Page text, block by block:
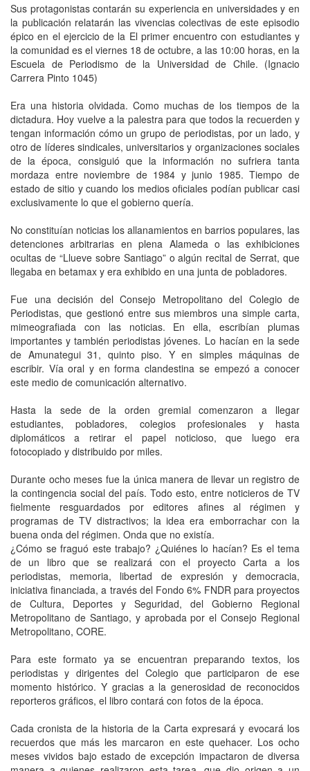
Sus protagonistas contarán su experiencia en universidades y en
la publicación relatarán las vivencias colectivas de este episodio
épico en el ejercicio de la El primer encuentro con estudiantes y
la comunidad es el viernes 18 de octubre, a las 10:00 horas, en la
Escuela de Periodismo de la Universidad de Chile. (Ignacio
Carrera Pinto 1045)
Era una historia olvidada. Como muchas de los tiempos de la
dictadura. Hoy vuelve a la palestra para que todos la recuerden y
tengan información cómo un grupo de periodistas, por un lado, y
otro de líderes sindicales, universitarios y organizaciones sociales
de la época, consiguió que la información no sufriera tanta
mordaza entre noviembre de 1984 y junio 1985. Tiempo de
estado de sitio y cuando los medios oficiales podían publicar casi
exclusivamente lo que el gobierno quería.
No constituían noticias los allanamientos en barrios populares, las
detenciones arbitrarias en plena Alameda o las exhibiciones
ocultas de “Llueve sobre Santiago” o algún recital de Serrat, que
llegaba en betamax y era exhibido en una junta de pobladores.
Fue una decisión del Consejo Metropolitano del Colegio de
Periodistas, que gestionó entre sus miembros una simple carta,
mimeografiada con las noticias. En ella, escribían plumas
importantes y también periodistas jóvenes. Lo hacían en la sede
de Amunategui 31, quinto piso. Y en simples máquinas de
escribir. Vía oral y en forma clandestina se empezó a conocer
este medio de comunicación alternativo.
Hasta la sede de la orden gremial comenzaron a llegar
estudiantes, pobladores, colegios profesionales y hasta
diplomáticos a retirar el papel noticioso, que luego era
fotocopiado y distribuido por miles.
Durante ocho meses fue la única manera de llevar un registro de
la contingencia social del país. Todo esto, entre noticieros de TV
fielmente resguardados por editores afines al régimen y
programas de TV distractivos; la idea era emborrachar con la
buena onda del régimen. Onda que no existía.
¿Cómo se fraguó este trabajo? ¿Quiénes lo hacían? Es el tema
de un libro que se realizará con el proyecto Carta a los
periodistas, memoria, libertad de expresión y democracia,
iniciativa financiada, a través del Fondo 6% FNDR para proyectos
de Cultura, Deportes y Seguridad, del Gobierno Regional
Metropolitano de Santiago, y aprobada por el Consejo Regional
Metropolitano, CORE.
Para este formato ya se encuentran preparando textos, los
periodistas y dirigentes del Colegio que participaron de ese
momento histórico. Y gracias a la generosidad de reconocidos
reporteros gráficos, el libro contará con fotos de la época.
Cada cronista de la historia de la Carta expresará y evocará los
recuerdos que más les marcaron en este quehacer. Los ocho
meses vividos bajo estado de excepción impactaron de diversa